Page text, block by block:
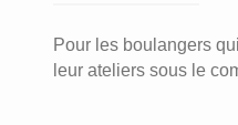
Pour les boulangers
leur ateliers sous le